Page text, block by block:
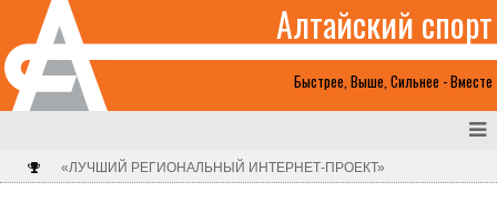
Быстрее, Выше, Сильнее - Вместе
Алтайский спорт
«ЛУЧШИЙ РЕГИОНАЛЬНЫЙ ИНТЕРНЕТ-ПРОЕКТ»